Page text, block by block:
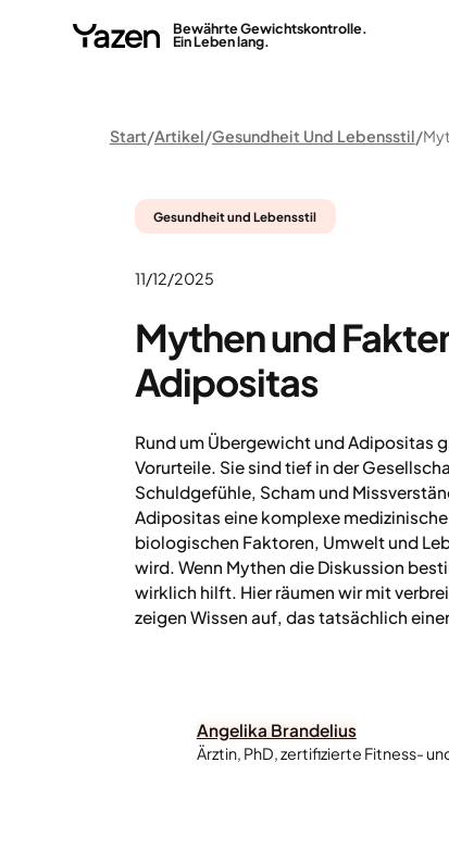
Bewährte Gewichtskontrolle.
Ein Leben lang.
Start Artikel Gesundheit Und Lebensstil
Gesundheit und Lebensstil
11/12/2025
Mythen und
Adipositas
Rund um Übergewicht und Adipositas
Vorurteile. Sie sind tief in der
Schuldgefühle, Scham und
Adipositas eine komplexe
biologischen Faktoren, Umwelt und
wird. Wenn Mythen die Diskussion
wirklich hilft. Hier räumen wir mit
zeigen Wissen auf, das tatsächlich
Angelika Brandelius
Ärztin, PhD, zertifizierte Fitness-